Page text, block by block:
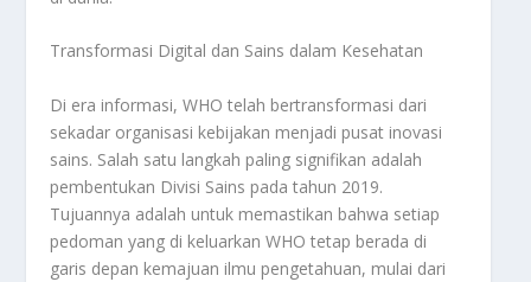
Transformasi Digital dan Sains dalam Kesehatan
Di era informasi, WHO telah bertransformasi dari
sekadar organisasi kebijakan menjadi pusat inovasi
sains. Salah satu langkah paling signifikan adalah
pembentukan Divisi Sains pada tahun 2019.
Tujuannya adalah untuk memastikan bahwa setiap
pedoman yang di keluarkan WHO tetap berada di
garis depan kemajuan ilmu pengetahuan, mulai dari